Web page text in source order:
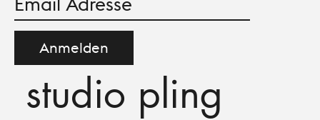
Anmelden
studio pling